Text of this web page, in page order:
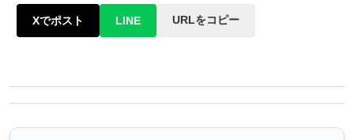
Xでポスト LINE URLをコピー